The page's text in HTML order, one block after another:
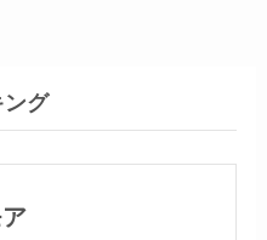
ング